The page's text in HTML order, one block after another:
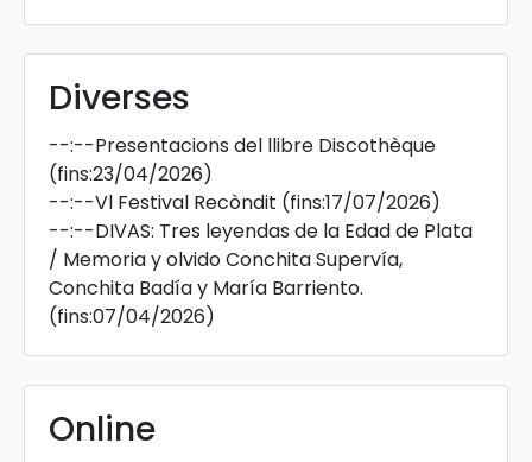
Diverses
--:--Presentacions del llibre Discothèque
(fins:23/04/2026)
--:--Vl Festival Recòndit (fins:17/07/2026)
--:--DIVAS: Tres leyendas de la Edad de Plata
/ Memoria y olvido Conchita Supervía,
Conchita Badía y María Barriento.
(fins:07/04/2026)
Online